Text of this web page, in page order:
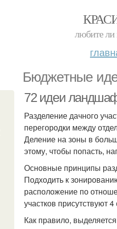
любите
Бюджетные
72 идеи
Разделение дачного
перегородки между
Деление на зоны в
этому, чтобы попасть,
Основные принципы
Подходить к
расположение по
участков присутствуют
Как правило,